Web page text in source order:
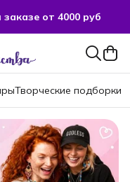
от 4000 руб
от 4000 руб
Творческие подборки